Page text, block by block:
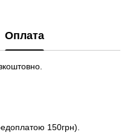
Оплата
150грн).